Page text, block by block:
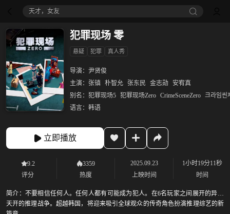
天才，女友
犯罪现场 零
悬疑 犯罪 真人秀
导演： 尹贤俊
主演： 张镇 朴智允 张东民 金志勋
安宥真
别名： 犯罪现场5 犯罪现场Zero CrimeSceneZero 크라임씬
语言： 韩语
立即播放
9.2
评分
3359
热度
2025.09.23
上映时间
1小时19分11秒
时间
简介： 不要相信任何人。任何人都有可能成为犯人。在6名玩家之间展开的异想
天开的推理战争。超越韩国，将迎来吸引全球观众的传奇角色扮演推理综艺的新